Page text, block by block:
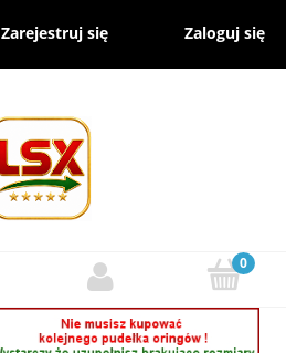
Zarejestruj się Zaloguj się